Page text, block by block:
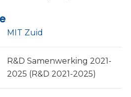
MIT Zuid
R&D Samenwerking 2021-
2025 (R&D 2021-2025)